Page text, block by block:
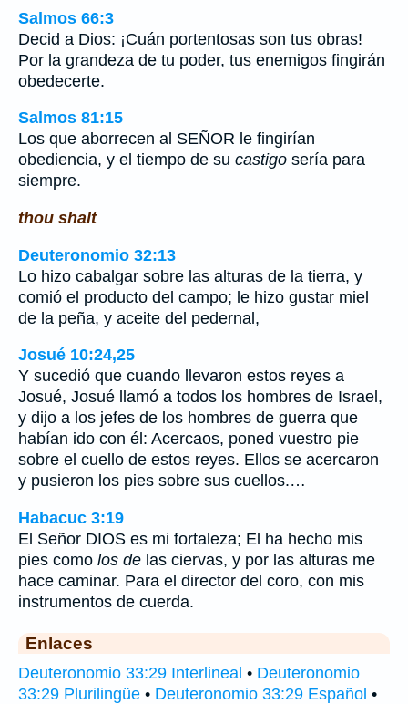
Salmos 66:3
Decid a Dios: ¡Cuán portentosas son tus obras!
Por la grandeza de tu poder, tus enemigos fingirán
obedecerte.
Salmos 81:15
Los que aborrecen al SEÑOR le fingirían
obediencia, y el tiempo de su castigo sería para
siempre.
thou shalt
Deuteronomio 32:13
Lo hizo cabalgar sobre las alturas de la tierra, y
comió el producto del campo; le hizo gustar miel
de la peña, y aceite del pedernal,
Josué 10:24,25
Y sucedió que cuando llevaron estos reyes a
Josué, Josué llamó a todos los hombres de Israel,
y dijo a los jefes de los hombres de guerra que
habían ido con él: Acercaos, poned vuestro pie
sobre el cuello de estos reyes. Ellos se acercaron
y pusieron los pies sobre sus cuellos.…
Habacuc 3:19
El Señor DIOS es mi fortaleza; El ha hecho mis
pies como los de las ciervas, y por las alturas me
hace caminar. Para el director del coro, con mis
instrumentos de cuerda.
Enlaces
Deuteronomio 33:29 Interlineal • Deuteronomio
33:29 Plurilingüe • Deuteronomio 33:29 Español •